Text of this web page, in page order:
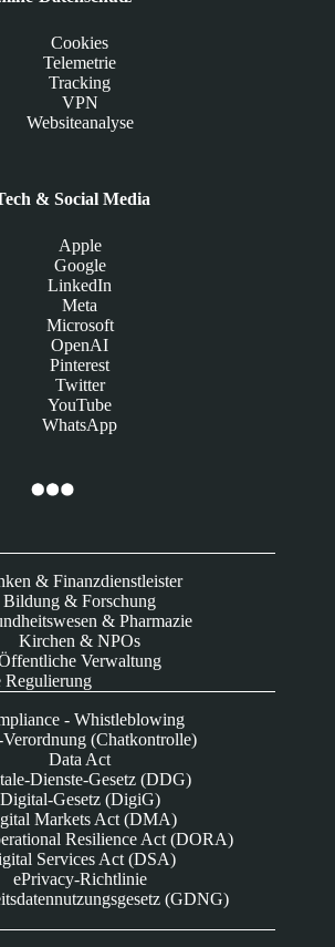
Cookies
Telemetrie
Tracking
VPN
Websiteanalyse
& Social Media
Apple
Google
LinkedIn
Meta
Microsoft
OpenAI
Pinterest
Twitter
YouTube
WhatsApp
& Finanzdienstleister
Bildung & Forschung
& Pharmazie
Kirchen & NPOs
Verwaltung
- Whistleblowing
(Chatkontrolle)
Data Act
Dienste-Gesetz (DDG)
Digital-Gesetz (DigiG)
Markets Act (DMA)
Resilience Act (DORA)
Services Act (DSA)
ePrivacy-Richtlinie
(GDNG)